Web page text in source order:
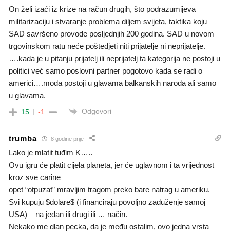
On želi izaći iz krize na račun drugih, što podrazumijeva
militarizaciju i stvaranje problema diljem svijeta, taktika koju
SAD savršeno provode posljednjih 200 godina. SAD u novom
trgovinskom ratu neće poštedjeti niti prijatelje ni neprijatelje.
….kada je u pitanju prijatelj ili neprijatelj ta kategorija ne postoji u
politici već samo poslovni partner pogotovo kada se radi o
americi….moda postoji u glavama balkanskih naroda ali samo
u glavama.
15 -1 Odgovori
trumba 8 godine prije
Lako je mlatit tuđim K…..
Ovu igru će platit cijela planeta, jer će uglavnom i ta vrijednost
kroz sve carine
opet “otpuzat” mravljim tragom preko bare natrag u ameriku.
Svi kupuju $dolare$ (i financiraju povoljno zaduženje samoj
USA) – na jedan ili drugi ili … način.
Nekako me dlan pecka, da je među ostalim, ovo jedna vrsta